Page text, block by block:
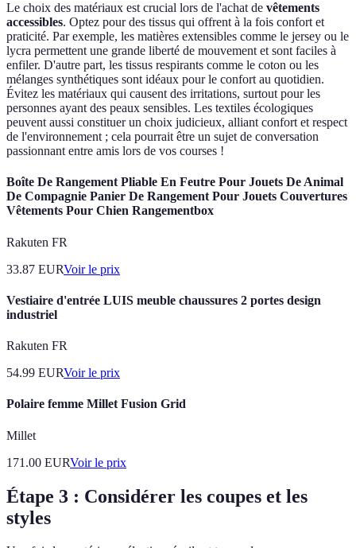
Le choix des matériaux est crucial lors de l'achat de vêtements
accessibles. Optez pour des tissus qui offrent à la fois confort et
praticité. Par exemple, les matières extensibles comme le jersey ou le
lycra permettent une grande liberté de mouvement et sont faciles à
enfiler. D'autre part, les tissus respirants comme le coton ou les
mélanges synthétiques sont idéaux pour le confort au quotidien.
Évitez les matériaux qui causent des irritations, surtout pour les
personnes ayant des peaux sensibles. Les textiles écologiques
peuvent aussi constituer un choix judicieux, alliant confort et respect
de l'environnement ; cela pourrait être un sujet de conversation
passionnant entre amis lors de vos courses !
Boîte De Rangement Pliable En Feutre Pour Jouets De Animal
De Compagnie Panier De Rangement Pour Jouets Couvertures
Vêtements Pour Chien Rangementbox
Rakuten FR
33.87 EURVoir le prix
Vestiaire d'entrée LUIS meuble chaussures 2 portes design
industriel
Rakuten FR
54.99 EURVoir le prix
Polaire femme Millet Fusion Grid
Millet
171.00 EURVoir le prix
Étape 3 : Considérer les coupes et les
styles